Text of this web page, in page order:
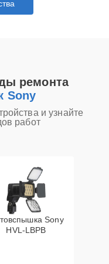
ремонта
Sony
и узнайте
работ
Sony
HVL-LBPB